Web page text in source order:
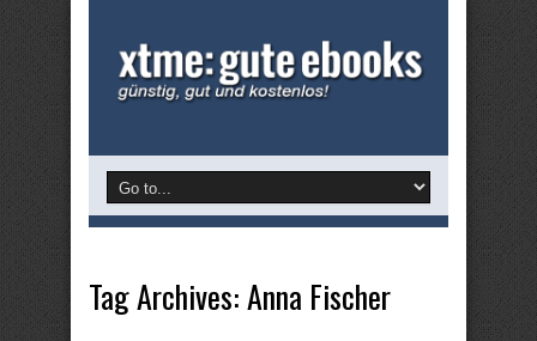
Tag Archives:Anna Fischer